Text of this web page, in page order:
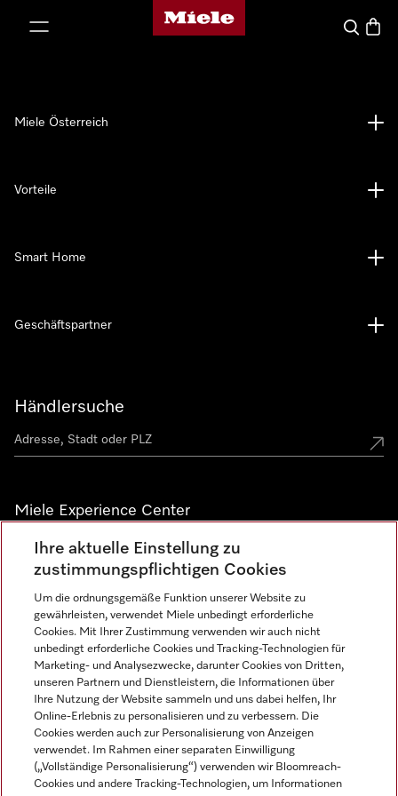
Miele-Homepage
Suche
Händlersuche
Miele Experience Center
Alle Miele Experience Center anzeigen
Newsletter
Miele Österreich
Vorteile
Smart Home
Geschäftspartner
Miele auf Instagram
Miele auf Facebook
Miele auf Youtube
Ihre aktuelle Einstellung zu
zustimmungspflichtigen Cookies
Um die ordnungsgemäße Funktion unserer Website zu
gewährleisten, verwendet Miele unbedingt erforderliche
Cookies. Mit Ihrer Zustimmung verwenden wir auch nicht
unbedingt erforderliche Cookies und Tracking-Technologien für
Marketing- und Analysezwecke, darunter Cookies von Dritten,
unseren Partnern und Dienstleistern, die Informationen über
Ihre Nutzung der Website sammeln und uns dabei helfen, Ihr
Online-Erlebnis zu personalisieren und zu verbessern. Die
Cookies werden auch zur Personalisierung von Anzeigen
verwendet. Im Rahmen einer separaten Einwilligung
(„Vollständige Personalisierung“) verwenden wir Bloomreach-
Cookies und andere Tracking-Technologien, um Informationen